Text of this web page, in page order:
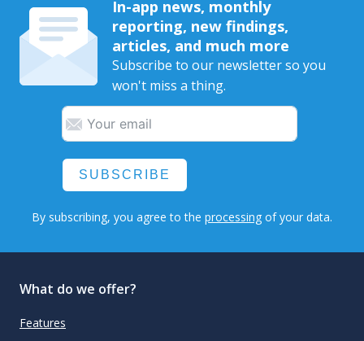
In-app news, monthly
reporting, new findings,
articles, and much more
Subscribe to our newsletter so you
won't miss a thing.
SUBSCRIBE
By subscribing, you agree to the processing of your data.
What do we offer?
Features